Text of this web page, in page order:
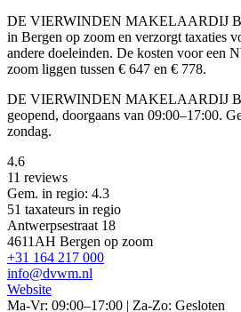
DE VIERWINDEN MAKELAARDIJ
in Bergen op zoom en verzorgt taxaties
andere doeleinden. De kosten voor een
zoom liggen tussen € 647 en € 778.
DE VIERWINDEN MAKELAARDIJ
geopend, doorgaans van 09:00–17:00.
zondag.
4.6
11 reviews
Gem. in regio: 4.3
51 taxateurs in regio
Antwerpsestraat 18
4611AH Bergen op zoom
+31 164 217 000
info@dvwm.nl
Website
Ma-Vr: 09:00–17:00 | Za-Zo: Gesloten